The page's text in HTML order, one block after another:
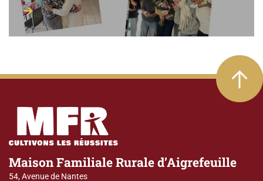
Maison Familiale Rurale d’Aigrefeuille
54, Avenue de Nantes